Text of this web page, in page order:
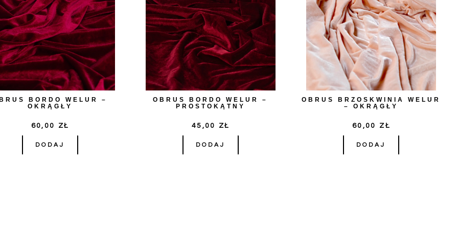
BORDO WELUR –
OKRĄGŁY
60,00 ZŁ
DODAJ
OBRUS BORDO WELUR –
PROSTOKĄTNY
45,00 ZŁ
DODAJ
OBRUS BRZOSKWINIA WELUR
– OKRĄGŁY
60,00 ZŁ
DODAJ